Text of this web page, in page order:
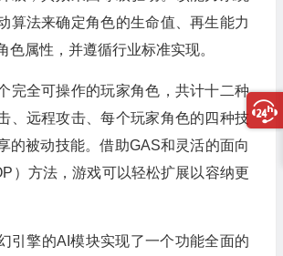
算法来确定角色的生命值、再生能力
色属性，并遵循行业标准实现。
完全可操作的玩家角色，共计十二种
、远程攻击、每个玩家角色的四种技
的被动技能。借助GAS和灵活的面向
）方法，游戏可以轻松扩展以容纳更
引擎的AI模块实现了一个功能全面的